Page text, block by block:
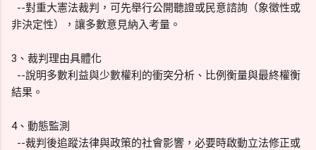
--對重大憲法裁判，可先舉行公開聽證或民意諮詢（象徵性或
非決定性），讓多數意見納入考量。
3、裁判理由具體化
--說明多數利益與少數權利的衝突分析、比例衡量與最終權衡
結果。
4、動態監測
--裁判後追蹤法律與政策的社會影響，必要時啟動立法修正或